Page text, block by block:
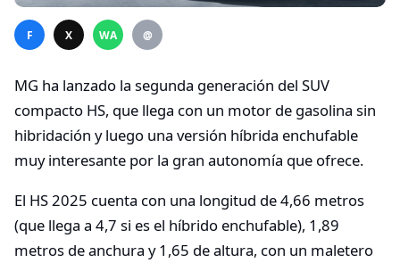
F X WA @
MG ha lanzado la segunda generación del SUV
compacto HS, que llega con un motor de gasolina sin
hibridación y luego una versión híbrida enchufable
muy interesante por la gran autonomía que ofrece.
El HS 2025 cuenta con una longitud de 4,66 metros
(que llega a 4,7 si es el híbrido enchufable), 1,89
metros de anchura y 1,65 de altura, con un maletero